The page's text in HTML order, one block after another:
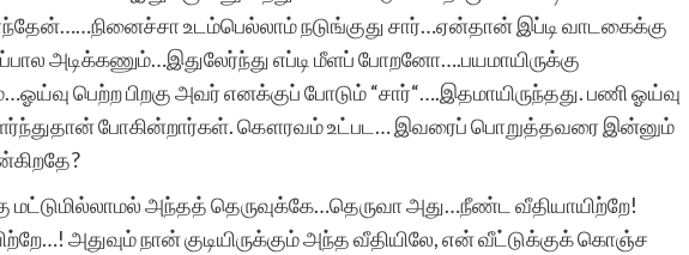
உடம்பெல்லாம் நடுங்குது சார்…ஏன்தான் இப்டி வாடகைக்கு
அடிக்கணும்…இதுலேர்ந்து எப்டி மீளப் போறனோ….பயமாயிருக்கு
பெற்ற பிறகு அவர் எனக்குப் போடும் “சார்“….இதமாயிருந்தது. பணி ஓய்வு
போகின்றார்கள். கௌரவம் உட்பட… இவரைப் பொறுத்தவரை இன்னும்
மட்டுமில்லாமல் அந்தத் தெருவுக்கே…தெருவா அது…நீண்ட வீதியாயிற்றே!
அதுவும் நான் குடியிருக்கும் அந்த வீதியிலே, என் வீட்டுக்குக் கொஞ்ச